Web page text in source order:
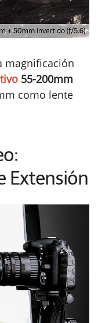
magnificación
55-200mm
como lente
Extensión